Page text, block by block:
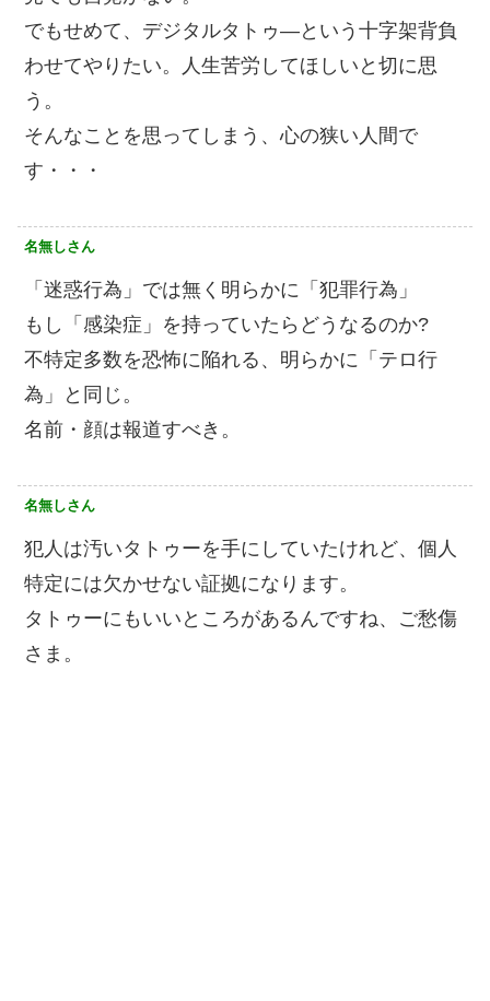
でもせめて、デジタルタトゥ―という十字架背負
わせてやりたい。人生苦労してほしいと切に思
う。
そんなことを思ってしまう、心の狭い人間で
す・・・
名無しさん
「迷惑行為」では無く明らかに「犯罪行為」
もし「感染症」を持っていたらどうなるのか?
不特定多数を恐怖に陥れる、明らかに「テロ行
為」と同じ。
名前・顔は報道すべき。
名無しさん
犯人は汚いタトゥーを手にしていたけれど、個人
特定には欠かせない証拠になります。
タトゥーにもいいところがあるんですね、ご愁傷
さま。